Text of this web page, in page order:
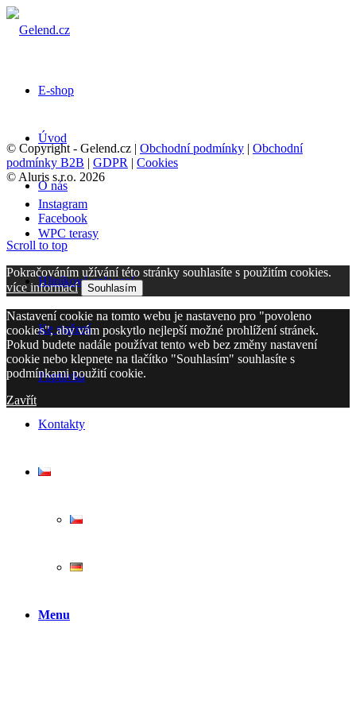
E-shop
Úvod
O nás
WPC terasy
Hliníkové oplocení
Ke stažení
Poptávka
Kontakty
Menu
© Copyright - Gelend.cz | Obchodní podmínky | Obchodní
podmínky B2B | GDPR | Cookies
© Aluris s.r.o. 2026
Instagram
Facebook
Scroll to top
Pokračováním užívání této stránky souhlasíte s použitím cookies.
více informací
Souhlasím
Nastavení cookie na tomto webu je nastaveno pro "povoleno
cookies", aby vám poskytlo nejlepší možné prohlížení stránek.
Pokud budete nadále používat tento web bez změny nastavení
cookie nebo klepnete na tlačítko "Souhlasím" souhlasíte s
podmínkami použití cookie.
Zavřít